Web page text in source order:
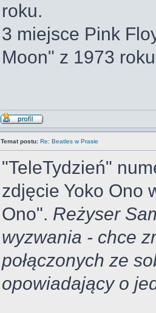
roku.
3 miejsce Pink
Moon" z 1973
Temat postu: Re: Beatles w Prasie
"TeleTydzień"
zdjęcie Yoko Ono
Ono". Reżyser
wyzwania - chce
połączonych ze
opowiadający o